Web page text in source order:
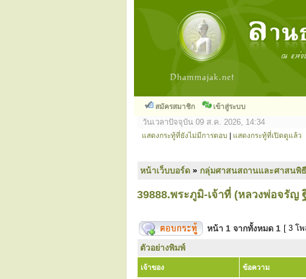
สมัครสมาชิก เข้าสู่ระบบ
วันเวลาปัจจุบัน 09 ส.ค. 2026, 14:34
แสดงกระทู้ที่ยังไม่มีการตอบ แสดงกระทู้ที่เปิดดูแล้ว
หน้าเว็บบอร์ด » กลุ่มศาสนสถานและศาสนพิธี
39888.พระภูมิ-เจ้าที่ (หลวงพ่อจรัญ
หน้า 1 จากทั้งหมด 1 [ 3 โ
ตัวอย่างพิมพ์
เจ้าของ ข้อความ